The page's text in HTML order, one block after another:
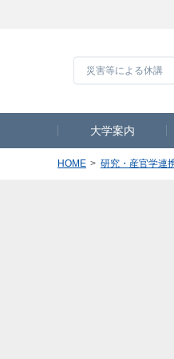
大学案内
HOME 研究・産官学連